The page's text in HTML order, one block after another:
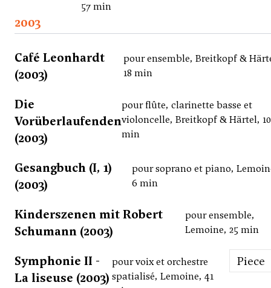
57 min
2003
Café Leonhardt
(2003)
pour ensemble, Breitkopf &
18 min
Die
Vorüberlaufenden
(2003)
pour flûte, clarinette basse et
violoncelle, Breitkopf & Härtel, 10
min
Gesangbuch (I, 1)
(2003)
pour soprano et piano,
6 min
Kinderszenen mit Robert
Schumann (2003)
pour ensemble,
Lemoine, 25 min
Symphonie II -
La liseuse (2003)
pour voix et orchestre
spatialisé, Lemoine, 41
Piece